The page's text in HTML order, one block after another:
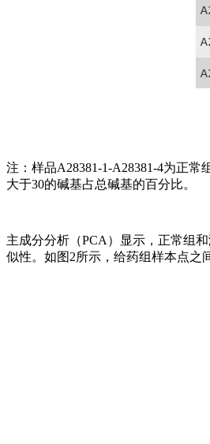
注：样品A28381-1-A28381-4为正常
大于30的碱基占总碱基的百分比。
主成分分析（PCA）显示，正常组
似性。如图2所示，给药组样本点之